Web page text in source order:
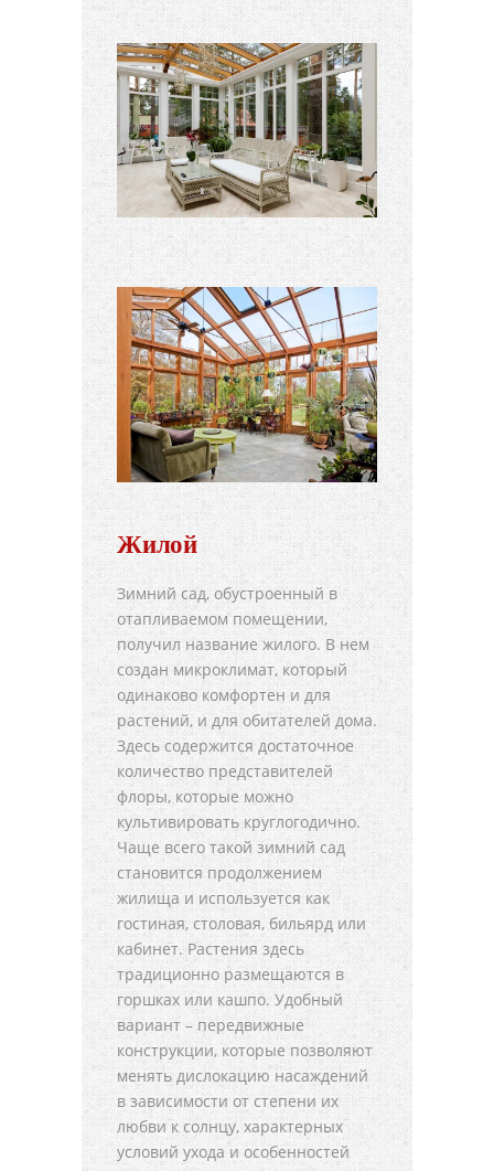
Жилой
Зимний сад, обустроенный в
отапливаемом помещении,
получил название жилого. В нем
создан микроклимат, который
одинаково комфортен и для
растений, и для обитателей дома.
Здесь содержится достаточное
количество представителей
флоры, которые можно
культивировать круглогодично.
Чаще всего такой зимний сад
становится продолжением
жилища и используется как
гостиная, столовая, бильярд или
кабинет. Растения здесь
традиционно размещаются в
горшках или кашпо. Удобный
вариант – передвижные
конструкции, которые позволяют
менять дислокацию насаждений
в зависимости от степени их
любви к солнцу, характерных
условий ухода и особенностей